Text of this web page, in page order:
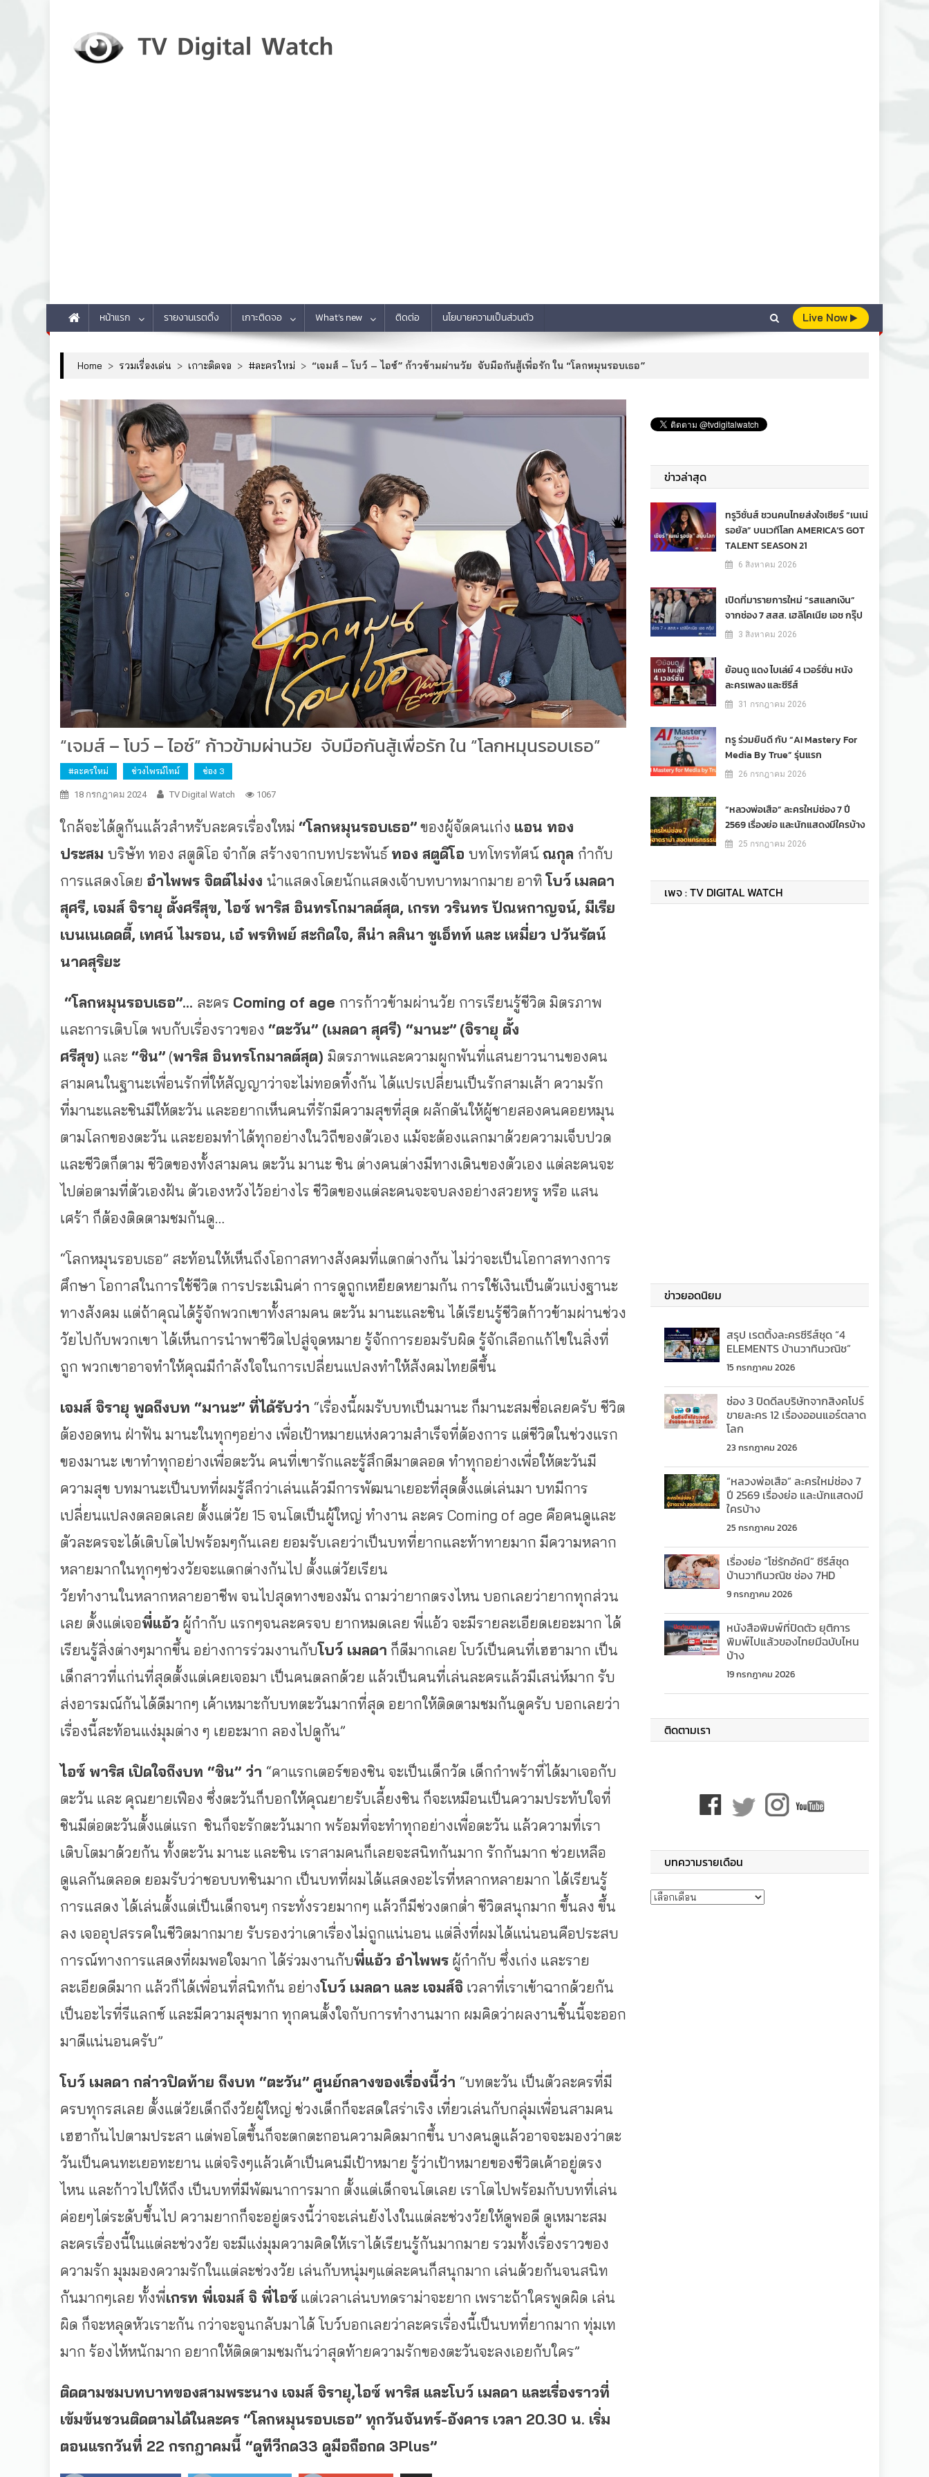
หน้าแรก รายงานเรตติ้ง เกาะติดจอ What’s new ติดต่อ นโยบายความเป็นส่วนตัว Live Now
Home > รวมเรื่องเด่น > เกาะติดจอ > #ละครใหม่ > “เจมส์ – โบว์ – ไอซ์” ก้าวข้ามผ่านวัย จับมือกันสู้เพื่อรัก ใน “โลกหมุนรอบเธอ”
“เจมส์ – โบว์ – ไอซ์” ก้าวข้ามผ่านวัย จับมือกันสู้เพื่อรัก ใน “โลกหมุนรอบเธอ”
#ละครใหม่ ช่วงไพรม์ไทม์ ช่อง 3
18 กรกฎาคม 2024 TV Digital Watch 1067
ใกล้จะได้ดูกันแล้วสำหรับละครเรื่องใหม่ “โลกหมุนรอบเธอ”ของผู้จัดคนเก่ง แอน ทอง
ประสม บริษัท ทอง สตูดิโอ จำกัด สร้างจากบทประพันธ์ทอง สตูดิโอ บทโทรทัศน์ ณกุล กำกับ
การแสดงโดย อำไพพร จิตต์ไม่งง นำแสดงโดยนักแสดงเจ้าบทบาทมากมาย อาทิโบว์ เมลดา
สุศรี, เจมส์ จิรายุ ตั้งศรีสุข, ไอซ์ พาริส อินทรโกมาลต์สุต, เกรท วรินทร ปัณหกาญจน์, มีเรีย
เบนเนเดดตี้, เทศน์ ไมรอน, เอ๋ พรทิพย์ สะกิดใจ, ลีน่า ลลินา ชูเอ็ทท์ และ เหมี่ยว ปวันรัตน์
นาคสุริยะ
“โลกหมุนรอบเธอ”… ละคร Coming of age การก้าวข้ามผ่านวัย การเรียนรู้ชีวิต มิตรภาพ
และการเติบโต พบกับเรื่องราวของ “ตะวัน” (เมลดา สุศรี) “มานะ” (จิรายุ ตั้ง
ศรีสุข) และ “ชิน” (พาริส อินทรโกมาลต์สุต) มิตรภาพและความผูกพันที่แสนยาวนานของคน
สามคนในฐานะเพื่อนรักที่ให้สัญญาว่าจะไม่ทอดทิ้งกัน ได้แปรเปลี่ยนเป็นรักสามเส้า ความรัก
ที่มานะและชินมีให้ตะวัน และอยากเห็นคนที่รักมีความสุขที่สุด ผลักดันให้ผู้ชายสองคนคอยหมุน
ตามโลกของตะวัน และยอมทำได้ทุกอย่างในวิถีของตัวเอง แม้จะต้องแลกมาด้วยความเจ็บปวด
และชีวิตก็ตาม ชีวิตของทั้งสามคน ตะวัน มานะ ชิน ต่างคนต่างมีทางเดินของตัวเอง แต่ละคนจะ
ไปต่อตามที่ตัวเองฝัน ตัวเองหวังไว้อย่างไร ชีวิตของแต่ละคนจะจบลงอย่างสวยหรู หรือ แสน
เศร้า ก็ต้องติดตามชมกันดู…
“โลกหมุนรอบเธอ” สะท้อนให้เห็นถึงโอกาสทางสังคมที่แตกต่างกัน ไม่ว่าจะเป็นโอกาสทางการ
ศึกษา โอกาสในการใช้ชีวิต การประเมินค่า การดูถูกเหยียดหยามกัน การใช้เงินเป็นตัวแบ่งฐานะ
ทางสังคม แต่ถ้าคุณได้รู้จักพวกเขาทั้งสามคน ตะวัน มานะและชิน ได้เรียนรู้ชีวิตก้าวข้ามผ่านช่วง
วัยไปกับพวกเขา ได้เห็นการนำพาชีวิตไปสู่จุดหมาย รู้จักการยอมรับผิด รู้จักเลือกแก้ไขในสิ่งที่
ถูก พวกเขาอาจทำให้คุณมีกำลังใจในการเปลี่ยนแปลงทำให้สังคมไทยดีขึ้น
เจมส์ จิรายุ พูดถึงบท “มานะ” ที่ได้รับว่า “เรื่องนี้ผมรับบทเป็นมานะ ก็มานะสมชื่อเลยครับ ชีวิต
ต้องอดทน ฝ่าฟัน มานะในทุกๆอย่าง เพื่อเป้าหมายแห่งความสำเร็จที่ต้องการ แต่ชีวิตในช่วงแรก
ของมานะ เขาทำทุกอย่างเพื่อตะวัน คนที่เขารักและรู้สึกดีมาตลอด ทำทุกอย่างเพื่อให้ตะวันมี
ความสุข บทมานะเป็นบทที่ผมรู้สึกว่าเล่นแล้วมีการพัฒนาเยอะที่สุดตั้งแต่เล่นมา บทมีการ
เปลี่ยนแปลงตลอดเลย ตั้งแต่วัย 15 จนโตเป็นผู้ใหญ่ ทำงาน ละคร Coming of age คือคนดูและ
ตัวละครจะได้เติบโตไปพร้อมๆกันเลย ยอมรับเลยว่าเป็นบทที่ยากและท้าทายมาก มีความหลาก
หลายมากในทุกๆช่วงวัยจะแตกต่างกันไป ตั้งแต่วัยเรียน
วัยทำงานในหลากหลายอาชีพ จนไปสุดทางของมัน ถามว่ายากตรงไหน บอกเลยว่ายากทุกส่วน
เลย ตั้งแต่เจอพี่แอ้ว ผู้กำกับ แรกๆจนละครจบ ยากหมดเลย พี่แอ้ว จะมีรายละเอียดเยอะมาก ได้
เรียนรู้สิ่งต่างๆมากขึ้น อย่างการร่วมงานกับโบว์ เมลดา ก็ดีมากเลย โบว์เป็นคนที่เฮฮามาก เป็น
เด็กสาวที่แก่นที่สุดตั้งแต่เคยเจอมา เป็นคนตลกด้วย แล้วเป็นคนที่เล่นละครแล้วมีเสน่ห์มาก รับ
ส่งอารมณ์กันได้ดีมากๆ เค้าเหมาะกับบทตะวันมากที่สุด อยากให้ติดตามชมกันดูครับ บอกเลยว่า
เรื่องนี้สะท้อนแง่มุมต่าง ๆ เยอะมาก ลองไปดูกัน”
ไอซ์ พาริส เปิดใจถึงบท “ชิน” ว่า “คาแรกเตอร์ของชิน จะเป็นเด็กวัด เด็กกำพร้าที่ได้มาเจอกับ
ตะวัน และ คุณยายเฟือง ซึ่งตะวันก็บอกให้คุณยายรับเลี้ยงชิน ก็จะเหมือนเป็นความประทับใจที่
ชินมีต่อตะวันตั้งแต่แรก ชินก็จะรักตะวันมาก พร้อมที่จะทำทุกอย่างเพื่อตะวัน แล้วความที่เรา
เติบโตมาด้วยกัน ทั้งตะวัน มานะ และชิน เราสามคนก็เลยจะสนิทกันมาก รักกันมาก ช่วยเหลือ
ดูแลกันตลอด ยอมรับว่าชอบบทชินมาก เป็นบทที่ผมได้แสดงอะไรที่หลากหลายมาก ได้เรียนรู้
การแสดง ได้เล่นตั้งแต่เป็นเด็กจนๆ กระทั่งรวยมากๆ แล้วก็มีช่วงตกต่ำ ชีวิตสนุกมาก ขึ้นลง ขึ้น
ลง เจออุปสรรคในชีวิตมากมาย รับรองว่าเดาเรื่องไม่ถูกแน่นอน แต่สิ่งที่ผมได้แน่นอนคือประสบ
การณ์ทางการแสดงที่ผมพอใจมาก ได้ร่วมงานกับพี่แอ้ว อำไพพร ผู้กำกับ ซึ่งเก่ง และราย
ละเอียดดีมาก แล้วก็ได้เพื่อนที่สนิทกัน อย่างโบว์ เมลดา และ เจมส์จิ เวลาที่เราเข้าฉากด้วยกัน
เป็นอะไรที่รีแลกซ์ และมีความสุขมาก ทุกคนตั้งใจกับการทำงานมาก ผมคิดว่าผลงานชิ้นนี้จะออก
มาดีแน่นอนครับ”
โบว์ เมลดา กล่าวปิดท้าย ถึงบท “ตะวัน” ศูนย์กลางของเรื่องนี้ว่า “บทตะวัน เป็นตัวละครที่มี
ครบทุกรสเลย ตั้งแต่วัยเด็กถึงวัยผู้ใหญ่ ช่วงเด็กก็จะสดใสร่าเริง เที่ยวเล่นกับกลุ่มเพื่อนสามคน
เฮฮากันไปตามประสา แต่พอโตขึ้นก็จะตกตะกอนความคิดมากขึ้น บางคนดูแล้วอาจจะมองว่าตะ
วันเป็นคนทะเยอทะยาน แต่จริงๆแล้วเค้าเป็นคนมีเป้าหมาย รู้ว่าเป้าหมายของชีวิตเค้าอยู่ตรง
ไหน และก้าวไปให้ถึง เป็นบทที่มีพัฒนาการมาก ตั้งแต่เด็กจนโตเลย เราโตไปพร้อมกับบทที่เล่น
ค่อยๆไต่ระดับขึ้นไป ความยากก็จะอยู่ตรงนี้ว่าจะเล่นยังไงในแต่ละช่วงวัยให้ดูพอดี ดูเหมาะสม
ละครเรื่องนี้ในแต่ละช่วงวัย จะมีแง่มุมความคิดให้เราได้เรียนรู้กันมากมาย รวมทั้งเรื่องราวของ
ความรัก มุมมองความรักในแต่ละช่วงวัย เล่นกับหนุ่มๆแต่ละคนก็สนุกมาก เล่นด้วยกันจนสนิท
กันมากๆเลย ทั้งพี่เกรท พี่เจมส์ จิ พี่ไอซ์ แต่เวลาเล่นบทดราม่าจะยาก เพราะถ้าใครพูดผิด เล่น
ผิด ก็จะหลุดหัวเราะกัน กว่าจะจูนกลับมาได้ โบว์บอกเลยว่าละครเรื่องนี้เป็นบทที่ยากมาก ทุ่มเท
มาก ร้องไห้หนักมาก อยากให้ติดตามชมกันว่าสุดท้ายความรักของตะวันจะลงเอยกับใคร”
ติดตามชมบทบาทของสามพระนาง เจมส์ จิรายุ,ไอซ์ พาริส และโบว์ เมลดา และเรื่องราวที่
เข้มข้นชวนติดตามได้ในละคร “โลกหมุนรอบเธอ” ทุกวันจันทร์-อังคาร เวลา 20.30 น. เริ่ม
ตอนแรกวันที่ 22 กรกฎาคมนี้ “ดูทีวีกด33 ดูมือถือกด 3Plus”
ข่าวล่าสุด
ทรูวิชั่นส์ ชวนคนไทยส่งใจเชียร์ “เนเน่
รอยัล” บนเวทีโลก AMERICA’S GOT
TALENT SEASON 21
6 สิงหาคม 2026
เปิดที่มารายการใหม่ “รสแลกเงิน”
จากช่อง 7 สสส. เฮลิโคเนีย เอช กรุ๊ป
3 สิงหาคม 2026
ย้อนดู แดง ไบเล่ย์ 4 เวอร์ชั่น หนัง
ละครเพลง และซีรีส์
31 กรกฎาคม 2026
ทรู ร่วมยินดี กับ “AI Mastery For
Media By True” รุ่นแรก
26 กรกฎาคม 2026
“หลวงพ่อเสือ” ละครใหม่ช่อง 7 ปี
2569 เรื่องย่อ และนักแสดงมีใครบ้าง
25 กรกฎาคม 2026
เพจ : TV DIGITAL WATCH
ข่าวยอดนิยม
สรุป เรตติ้งละครซีรีส์ชุด “4
ELEMENTS บ้านวาทินวณิช”
15 กรกฎาคม 2026
ช่อง 3 ปิดดีลบริษัทจากสิงคโปร์
ขายละคร 12 เรื่องออนแอร์ตลาด
โลก
23 กรกฎาคม 2026
“หลวงพ่อเสือ” ละครใหม่ช่อง 7
ปี 2569 เรื่องย่อ และนักแสดงมี
ใครบ้าง
25 กรกฎาคม 2026
เรื่องย่อ “โซ่รักอัคนี” ซีรีส์ชุด
บ้านวาทินวณิช ช่อง 7HD
9 กรกฎาคม 2026
หนังสือพิมพ์ที่ปิดตัว ยุติการ
พิมพ์ไปแล้วของไทยมีฉบับไหน
บ้าง
19 กรกฎาคม 2026
ติดตามเรา
บทความรายเดือน
บทความรายเดือน